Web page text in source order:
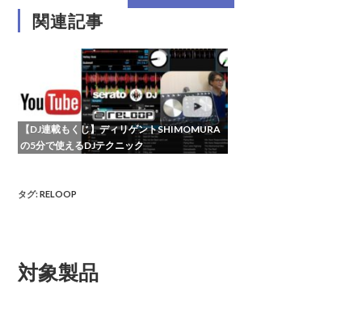
関連記事
【DJ連載もくじ】ディリゲントSHIMOMURA
の5分で使えるDJテクニック
タグ:RELOOP
対象製品